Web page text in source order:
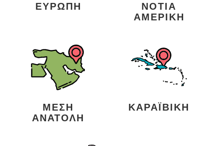
ΕΥΡΏΠΗ
ΝΌΤΙΑ
ΑΜΕΡΙΚΉ
ΜΈΣΗ
ΑΝΑΤΟΛΉ
ΚΑΡΑΪΒΙΚΉ